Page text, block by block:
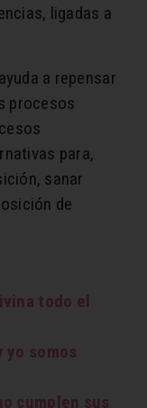
ligadas a
a repensar
procesos
para,
sanar
de
todo el
yo somos
cumplen sus